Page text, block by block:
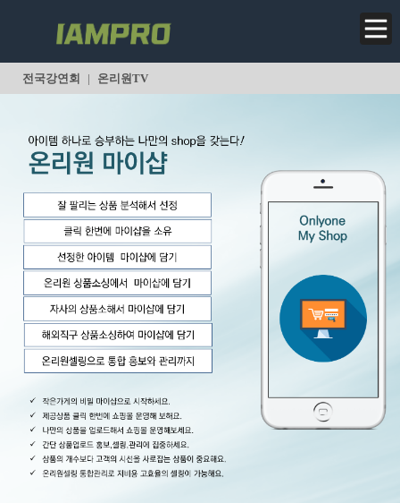
전국강연회 | 온리원TV